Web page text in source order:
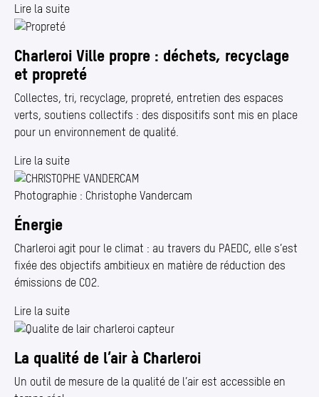
Lire la suite
Charleroi Ville propre : déchets, recyclage
et propreté
Collectes, tri, recyclage, propreté, entretien des espaces
verts, soutiens collectifs : des dispositifs sont mis en place
pour un environnement de qualité.
Lire la suite
Photographie : Christophe Vandercam
Énergie
Charleroi agit pour le climat : au travers du PAEDC, elle s’est
fixée des objectifs ambitieux en matière de réduction des
émissions de CO2.
Lire la suite
La qualité de l’air à Charleroi
Un outil de mesure de la qualité de l’air est accessible en